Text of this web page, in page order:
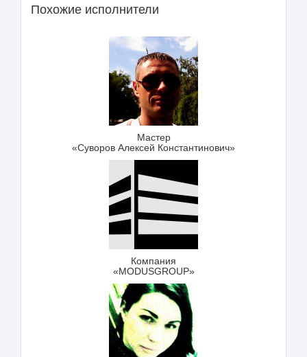
Похожие исполнители
Мастер
«Суворов Алексей Константинович»
Компания
«MODUSGROUP»